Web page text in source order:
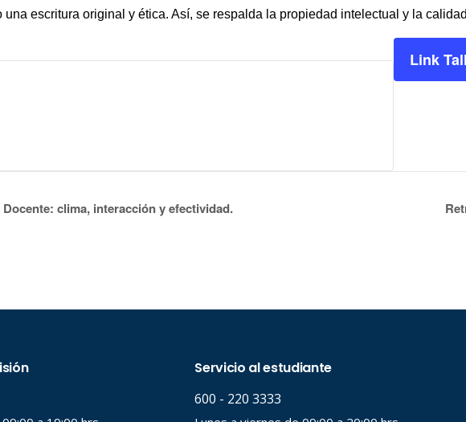
una escritura original y ética. Así, se respalda la propiedad intelectual y la
Link
clima, interacción y efectividad.